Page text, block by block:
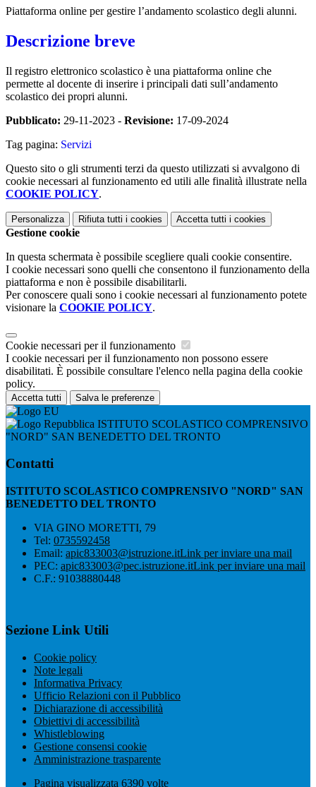
Piattaforma online per gestire l’andamento scolastico degli alunni.
Descrizione breve
Il registro elettronico scolastico è una piattaforma online che
permette al docente di inserire i principali dati sull’andamento
scolastico dei propri alunni.
Pubblicato: 29-11-2023 - Revisione: 17-09-2024
Tag pagina: Servizi
Questo sito o gli strumenti terzi da questo utilizzati si avvalgono di
cookie necessari al funzionamento ed utili alle finalità illustrate nella
COOKIE POLICY.
Personalizza Rifiuta tutti i cookies Accetta tutti i cookies
Gestione cookie
In questa schermata è possibile scegliere quali cookie consentire.
I cookie necessari sono quelli che consentono il funzionamento della
piattaforma e non è possibile disabilitarli.
Per conoscere quali sono i cookie necessari al funzionamento potete
visionare la COOKIE POLICY.
Cookie necessari per il funzionamento
I cookie necessari per il funzionamento non possono essere
disabilitati. È possibile consultare l'elenco nella pagina della cookie
policy.
Accetta tutti Salva le preferenze
ISTITUTO SCOLASTICO COMPRENSIVO
"NORD" SAN BENEDETTO DEL TRONTO
Contatti
ISTITUTO SCOLASTICO COMPRENSIVO "NORD" SAN
BENEDETTO DEL TRONTO
VIA GINO MORETTI, 79
Tel: 0735592458
Email: apic833003@istruzione.itLink per inviare una mail
PEC: apic833003@pec.istruzione.itLink per inviare una mail
C.F.: 91038880448
Sezione Link Utili
Cookie policy
Note legali
Informativa Privacy
Ufficio Relazioni con il Pubblico
Dichiarazione di accessibilità
Obiettivi di accessibilità
Whistleblowing
Gestione consensi cookie
Amministrazione trasparente
Pagina visualizzata 6390 volte